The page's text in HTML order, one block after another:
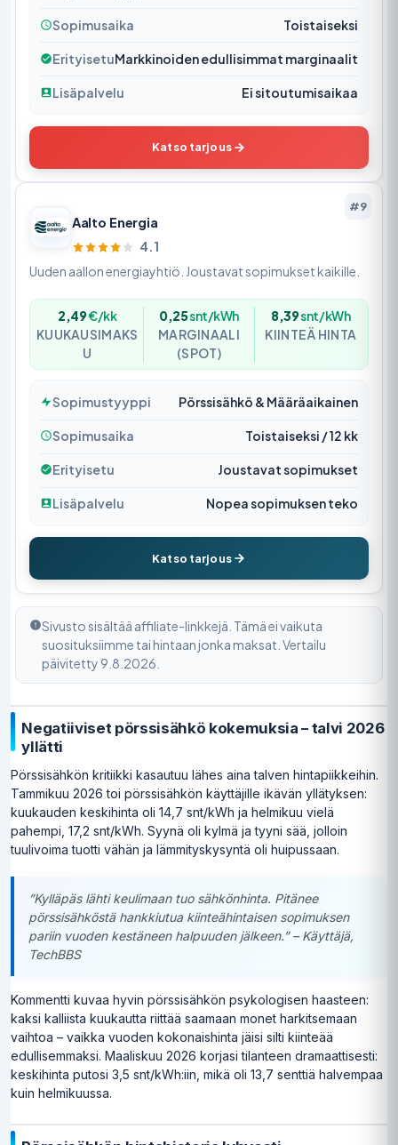
Sopimusaika Toistaiseksi
ErityisetuMarkkinoiden edullisimmat marginaalit
Lisäpalvelu Ei sitoutumisaikaa
Katso tarjous
#9
Aalto Energia
4.1
Uuden aallon energiayhtiö. Joustavat sopimukset kaikille.
2,49€/kk
KUUKAUSIMAKS
U
0,25snt/kWh
MARGINAALI
(SPOT)
8,39snt/kWh
KIINTEÄ HINTA
Sopimustyyppi Pörssisähkö & Määräaikainen
Sopimusaika Toistaiseksi / 12 kk
Erityisetu Joustavat sopimukset
Lisäpalvelu Nopea sopimuksen teko
Katso tarjous
Sivusto sisältää affiliate-linkkejä. Tämä ei vaikuta
suosituksiimme tai hintaan jonka maksat. Vertailu
päivitetty 9.8.2026.
Negatiiviset pörssisähkö kokemuksia – talvi 2026
yllätti
Pörssisähkön kritiikki kasautuu lähes aina talven hintapiikkeihin.
Tammikuu 2026 toi pörssisähkön käyttäjille ikävän yllätyksen:
kuukauden keskihinta oli 14,7 snt/kWh ja helmikuu vielä
pahempi, 17,2 snt/kWh. Syynä oli kylmä ja tyyni sää, jolloin
tuulivoima tuotti vähän ja lämmityskysyntä oli huipussaan.
”Kylläpäs lähti keulimaan tuo sähkönhinta. Pitänee
pörssisähköstä hankkiutua kiinteähintaisen sopimuksen
pariin vuoden kestäneen halpuuden jälkeen.” – Käyttäjä,
TechBBS
Kommentti kuvaa hyvin pörssisähkön psykologisen haasteen:
kaksi kalliista kuukautta riittää saamaan monet harkitsemaan
vaihtoa – vaikka vuoden kokonaishinta jäisi silti kiinteää
edullisemmaksi. Maaliskuu 2026 korjasi tilanteen dramaattisesti:
keskihinta putosi 3,5 snt/kWh:iin, mikä oli 13,7 senttiä halvempaa
kuin helmikuussa.